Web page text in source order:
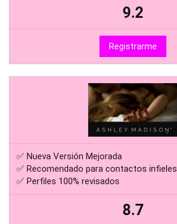
9.2
Registrarme
✅ Nueva Versión Mejorada
✅ Recomendado para contactos infieles
✅ Perfiles 100% revisados
8.7